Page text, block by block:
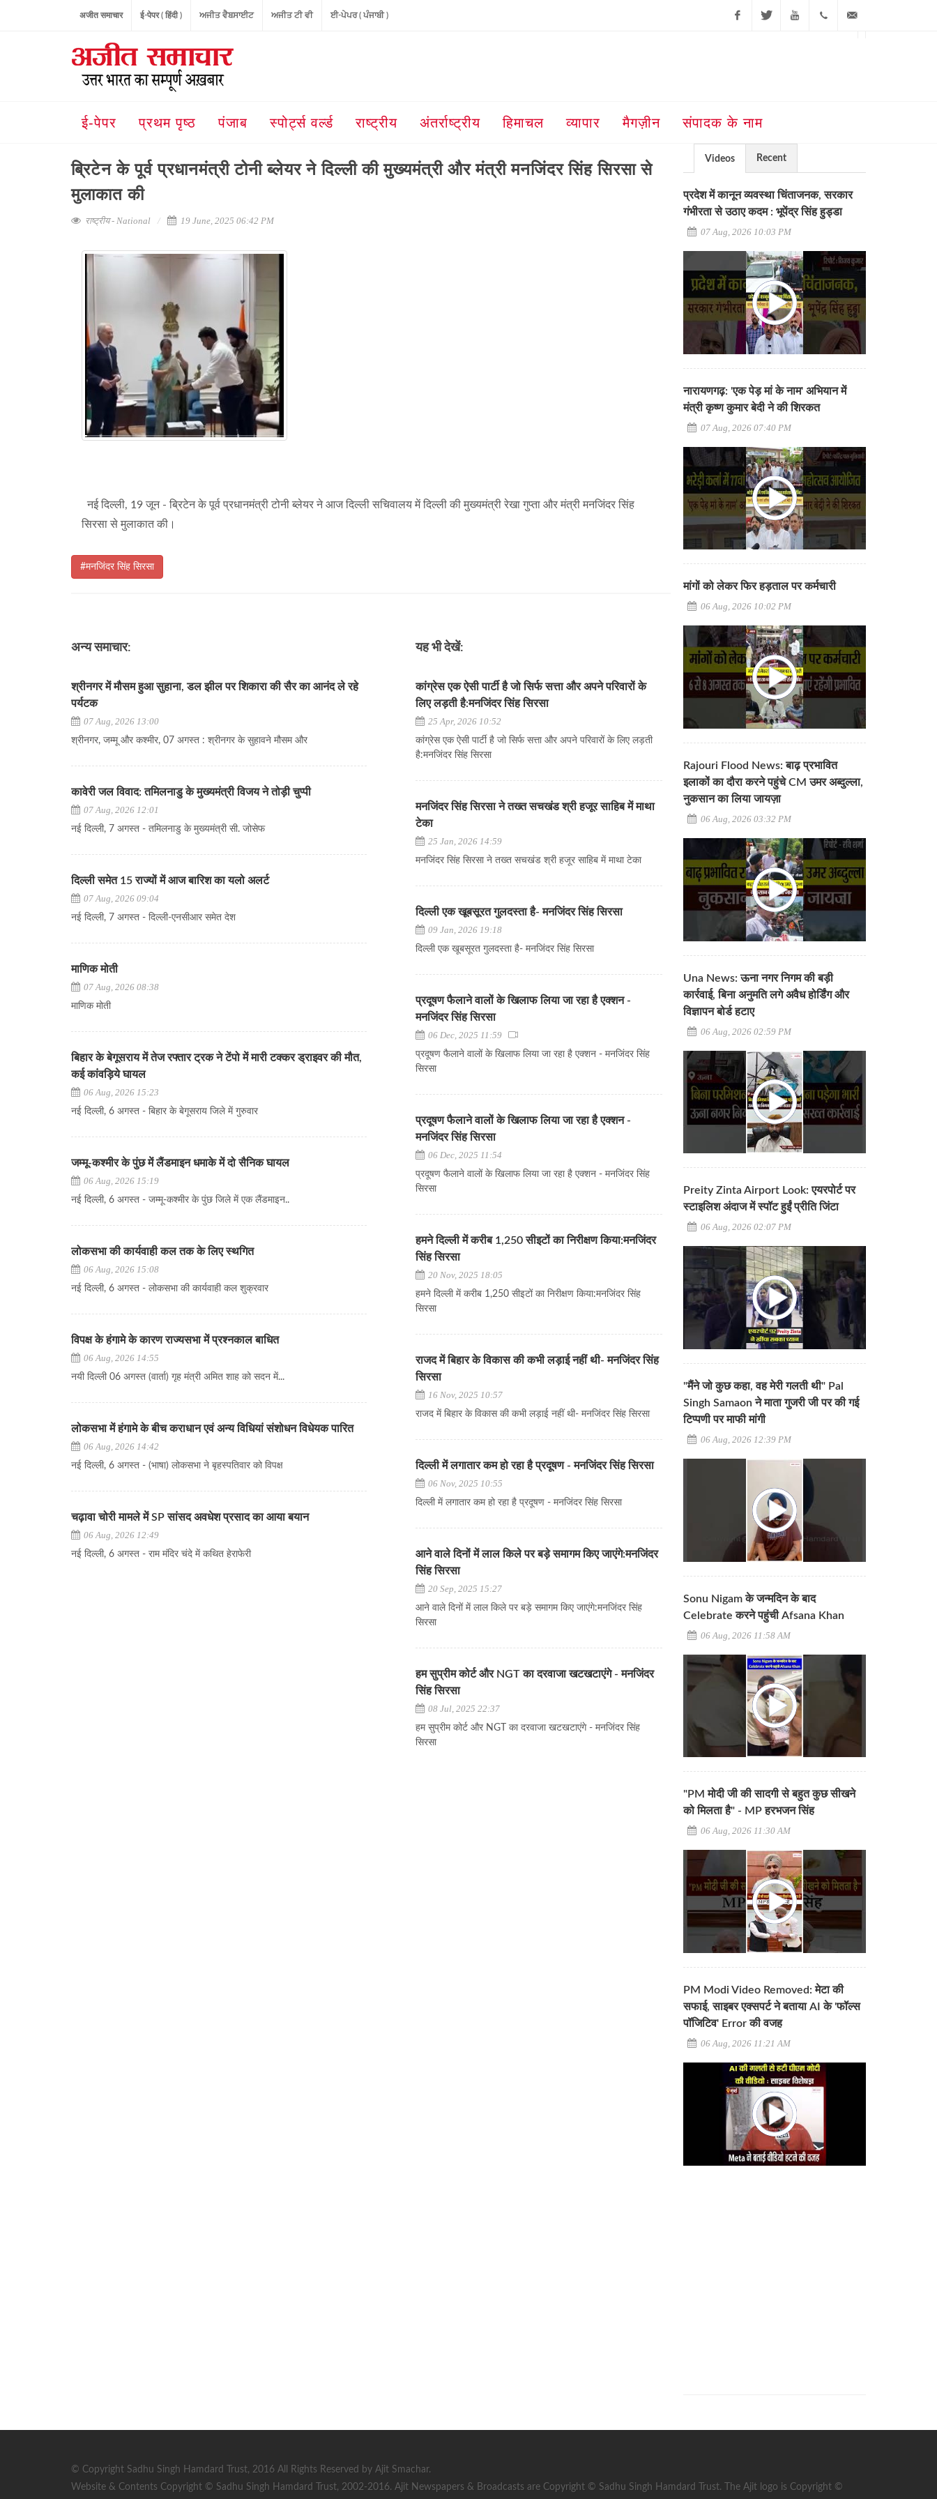
अजीत समाचार ई-पेपर ( हिंदी ) ਅਜੀਤ ਵੈਬਸਾਈਟ ਅਜੀਤ ਟੀ ਵੀ ਈ-ਪੇਪਰ ( ਪੰਜਾਬੀ )
ई-पेपर प्रथम पृष्ठ पंजाब स्पोर्ट्स वर्ल्ड राष्ट्रीय अंतर्राष्ट्रीय हिमाचल व्यापार मैगज़ीन संपादक के नाम
ब्रिटेन के पूर्व प्रधानमंत्री टोनी ब्लेयर ने दिल्ली की मुख्यमंत्री और मंत्री मनजिंदर सिंह सिरसा से
मुलाकात की
राष्ट्रीय - National 19 June, 2025 06:42 PM
नई दिल्ली, 19 जून - ब्रिटेन के पूर्व प्रधानमंत्री टोनी ब्लेयर ने आज दिल्ली सचिवालय में दिल्ली की मुख्यमंत्री रेखा गुप्ता और मंत्री मनजिंदर सिंह
सिरसा से मुलाकात की।
#मनजिंदर सिंह सिरसा
अन्य समाचार:
श्रीनगर में मौसम हुआ सुहाना, डल झील पर शिकारा की सैर का आनंद ले रहे
पर्यटक
07 Aug, 2026 13:00
श्रीनगर, जम्मू और कश्मीर, 07 अगस्त : श्रीनगर के सुहावने मौसम और
कावेरी जल विवाद: तमिलनाडु के मुख्यमंत्री विजय ने तोड़ी चुप्पी
07 Aug, 2026 12:01
नई दिल्ली, 7 अगस्त - तमिलनाडु के मुख्यमंत्री सी. जोसेफ
दिल्ली समेत 15 राज्यों में आज बारिश का यलो अलर्ट
07 Aug, 2026 09:04
नई दिल्ली, 7 अगस्त - दिल्ली-एनसीआर समेत देश
माणिक मोती
07 Aug, 2026 08:38
माणिक मोती
बिहार के बेगूसराय में तेज रफ्तार ट्रक ने टेंपो में मारी टक्कर ड्राइवर की मौत,
कई कांवड़िये घायल
06 Aug, 2026 15:23
नई दिल्ली, 6 अगस्त - बिहार के बेगूसराय जिले में गुरुवार
जम्मू-कश्मीर के पुंछ में लैंडमाइन धमाके में दो सैनिक घायल
06 Aug, 2026 15:19
नई दिल्ली, 6 अगस्त - जम्मू-कश्मीर के पुंछ जिले में एक लैंडमाइन..
लोकसभा की कार्यवाही कल तक के लिए स्थगित
06 Aug, 2026 15:08
नई दिल्ली, 6 अगस्त - लोकसभा की कार्यवाही कल शुक्रवार
विपक्ष के हंगामे के कारण राज्यसभा में प्रश्नकाल बाधित
06 Aug, 2026 14:55
नयी दिल्ली 06 अगस्त (वार्ता) गृह मंत्री अमित शाह को सदन में...
लोकसभा में हंगामे के बीच कराधान एवं अन्य विधियां संशोधन विधेयक पारित
06 Aug, 2026 14:42
नई दिल्ली, 6 अगस्त - (भाषा) लोकसभा ने बृहस्पतिवार को विपक्ष
चढ़ावा चोरी मामले में SP सांसद अवधेश प्रसाद का आया बयान
06 Aug, 2026 12:49
नई दिल्ली, 6 अगस्त - राम मंदिर चंदे में कथित हेराफेरी
यह भी देखें:
कांग्रेस एक ऐसी पार्टी है जो सिर्फ सत्ता और अपने परिवारों के
लिए लड़ती है:मनजिंदर सिंह सिरसा
25 Apr, 2026 10:52
कांग्रेस एक ऐसी पार्टी है जो सिर्फ सत्ता और अपने परिवारों के लिए लड़ती
है:मनजिंदर सिंह सिरसा
मनजिंदर सिंह सिरसा ने तख्त सचखंड श्री हजूर साहिब में माथा
टेका
25 Jan, 2026 14:59
मनजिंदर सिंह सिरसा ने तख्त सचखंड श्री हजूर साहिब में माथा टेका
दिल्ली एक खूबसूरत गुलदस्ता है- मनजिंदर सिंह सिरसा
09 Jan, 2026 19:18
दिल्ली एक खूबसूरत गुलदस्ता है- मनजिंदर सिंह सिरसा
प्रदूषण फैलाने वालों के खिलाफ लिया जा रहा है एक्शन -
मनजिंदर सिंह सिरसा
06 Dec, 2025 11:59
प्रदूषण फैलाने वालों के खिलाफ लिया जा रहा है एक्शन - मनजिंदर सिंह
सिरसा
प्रदूषण फैलाने वालों के खिलाफ लिया जा रहा है एक्शन -
मनजिंदर सिंह सिरसा
06 Dec, 2025 11:54
प्रदूषण फैलाने वालों के खिलाफ लिया जा रहा है एक्शन - मनजिंदर सिंह
सिरसा
हमने दिल्ली में करीब 1,250 सीइटों का निरीक्षण किया:मनजिंदर
सिंह सिरसा
20 Nov, 2025 18:05
हमने दिल्ली में करीब 1,250 सीइटों का निरीक्षण किया:मनजिंदर सिंह
सिरसा
राजद में बिहार के विकास की कभी लड़ाई नहीं थी- मनजिंदर सिंह
सिरसा
16 Nov, 2025 10:57
राजद में बिहार के विकास की कभी लड़ाई नहीं थी- मनजिंदर सिंह सिरसा
दिल्ली में लगातार कम हो रहा है प्रदूषण - मनजिंदर सिंह सिरसा
06 Nov, 2025 10:55
दिल्ली में लगातार कम हो रहा है प्रदूषण - मनजिंदर सिंह सिरसा
आने वाले दिनों में लाल किले पर बड़े समागम किए जाएंगे:मनजिंदर
सिंह सिरसा
20 Sep, 2025 15:27
आने वाले दिनों में लाल किले पर बड़े समागम किए जाएंगे:मनजिंदर सिंह
सिरसा
हम सुप्रीम कोर्ट और NGT का दरवाजा खटखटाएंगे - मनजिंदर
सिंह सिरसा
08 Jul, 2025 22:37
हम सुप्रीम कोर्ट और NGT का दरवाजा खटखटाएंगे - मनजिंदर सिंह
सिरसा
Videos Recent
प्रदेश में कानून व्यवस्था चिंताजनक, सरकार
गंभीरता से उठाए कदम : भूपेंद्र सिंह हुड्डा
07 Aug, 2026 10:03 PM
नारायणगढ़: 'एक पेड़ मां के नाम' अभियान में
मंत्री कृष्ण कुमार बेदी ने की शिरकत
07 Aug, 2026 07:40 PM
मांगों को लेकर फिर हड़ताल पर कर्मचारी
06 Aug, 2026 10:02 PM
Rajouri Flood News: बाढ़ प्रभावित
इलाकों का दौरा करने पहुंचे CM उमर अब्दुल्ला,
नुकसान का लिया जायज़ा
06 Aug, 2026 03:32 PM
Una News: ऊना नगर निगम की बड़ी
कार्रवाई, बिना अनुमति लगे अवैध होर्डिंग और
विज्ञापन बोर्ड हटाए
06 Aug, 2026 02:59 PM
Preity Zinta Airport Look: एयरपोर्ट पर
स्टाइलिश अंदाज में स्पॉट हुईं प्रीति जिंटा
06 Aug, 2026 02:07 PM
"मैंने जो कुछ कहा, वह मेरी गलती थी" Pal
Singh Samaon ने माता गुजरी जी पर की गई
टिप्पणी पर माफी मांगी
06 Aug, 2026 12:39 PM
Sonu Nigam के जन्मदिन के बाद
Celebrate करने पहुंची Afsana Khan
06 Aug, 2026 11:58 AM
"PM मोदी जी की सादगी से बहुत कुछ सीखने
को मिलता है" - MP हरभजन सिंह
06 Aug, 2026 11:30 AM
PM Modi Video Removed: मेटा की
सफाई, साइबर एक्सपर्ट ने बताया AI के 'फॉल्स
पॉजिटिव' Error की वजह
06 Aug, 2026 11:21 AM
© Copyright Sadhu Singh Hamdard Trust, 2016 All Rights Reserved by Ajit Smachar.
Website & Contents Copyright © Sadhu Singh Hamdard Trust, 2002-2016. Ajit Newspapers & Broadcasts are Copyright © Sadhu Singh Hamdard Trust. The Ajit logo is Copyright ©